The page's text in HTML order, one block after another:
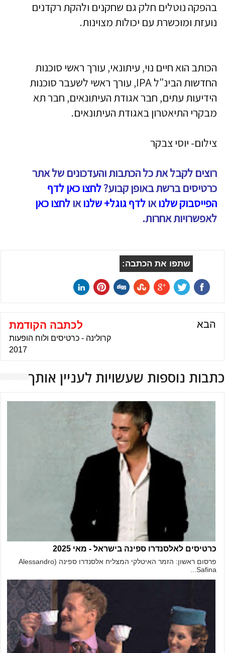
בהפקה נוטלים חלק גם שחקנים ולהקת רקדנים
נועזת ומוכשרת עם יכולות מצוינות.
הכותב הוא חיים נוי, עיתונאי, עורך ראשי סוכנות
החדשות הבינ"ל IPA, עורך ראשי לשעבר סוכנות
הידיעות עתים, חבר אגודת העיתונאים, חבר תא
מבקרי התיאטרון באגודת העיתונאים.
צילום- יוסי צבקר
רוצים לקבל את כל הכתבות והעדכונים של אתר
כרטיסים ברשת באופן קבוע?לחצו כאן לדף
הפייסבוק שלנואולדף גוגל+ שלנואולחצו כאן
לאפשרויות אחרות.
שתפו את הכתבה:
הבא לכתבה הקודמת
קרולינה - כרטיסים ולוח הופעות
2017
כתבות נוספות שעשויות לעניין אותך
כרטיסים לאלסנדרו ספינה בישראל - מאי 2025
פרסום ראשון: הזמר האיטלקי המצליח אלסנדרו ספינה (Alessandro
Safina...